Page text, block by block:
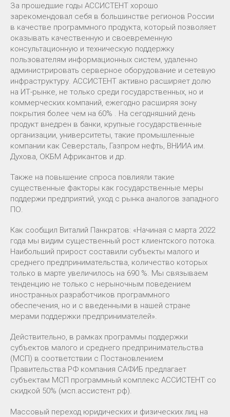
За прошедшие годы АССИСТЕНТ хорошо
зарекомендовал себя в большинстве регионов России
в качестве программного продукта, который позволяет
оказывать качественную и своевременную
консультационную и техническую поддержку
пользователям информационных систем, удаленно
администрировать серверное оборудование и сетевую
инфраструктуру. АССИСТЕНТ активно расширяет долю
на ИТ-рынке, не только среди государственных, но и
коммерческих компаний, ежегодно расширяя зону
покрытия более чем на 60% . На сегодняшний день
продукт внедрен в банки, крупные государственные
организации, университеты, такие промышленные
компании как Северсталь, Газпром нефть, ВНИИА им.
Духова, ОКБМ Африкантов и др.
Также на повышение спроса повлияли такие
существенные факторы как государственные меры
поддержи предприятий, уход с рынка аналогов западного
ПО.
Как сообщил Виталий Панкратов: «Начиная с марта 2022
года мы видим существенный рост клиентского потока.
Наибольший прирост составили субъекты малого и
среднего предпринимательства, количество которых
только в марте увеличилось на 690 %. Мы связываем
тенденцию не только с нерыночным поведением
иностранных разработчиков программного
обеспечения, но и с введенными в нашей стране
мерами поддержки предпринимателей».
Действительно, в рамках программы поддержки
субъектов малого и среднего предпринимательства
(МСП) в соответствии с Постановлением
Правительства РФ компания САФИБ предлагает
субъектам МСП программный комплекс АССИСТЕНТ со
скидкой 50% (мсп.ассистент.рф).
Массовый переход юридических и физических лиц на